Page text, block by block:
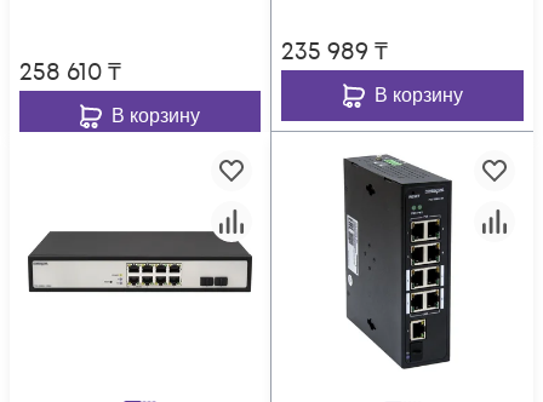
258 610₸
В корзину
235 989 ₸
В корзину